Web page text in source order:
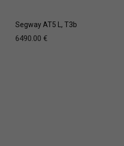
Segway AT5 L, T3b
6490.00 €